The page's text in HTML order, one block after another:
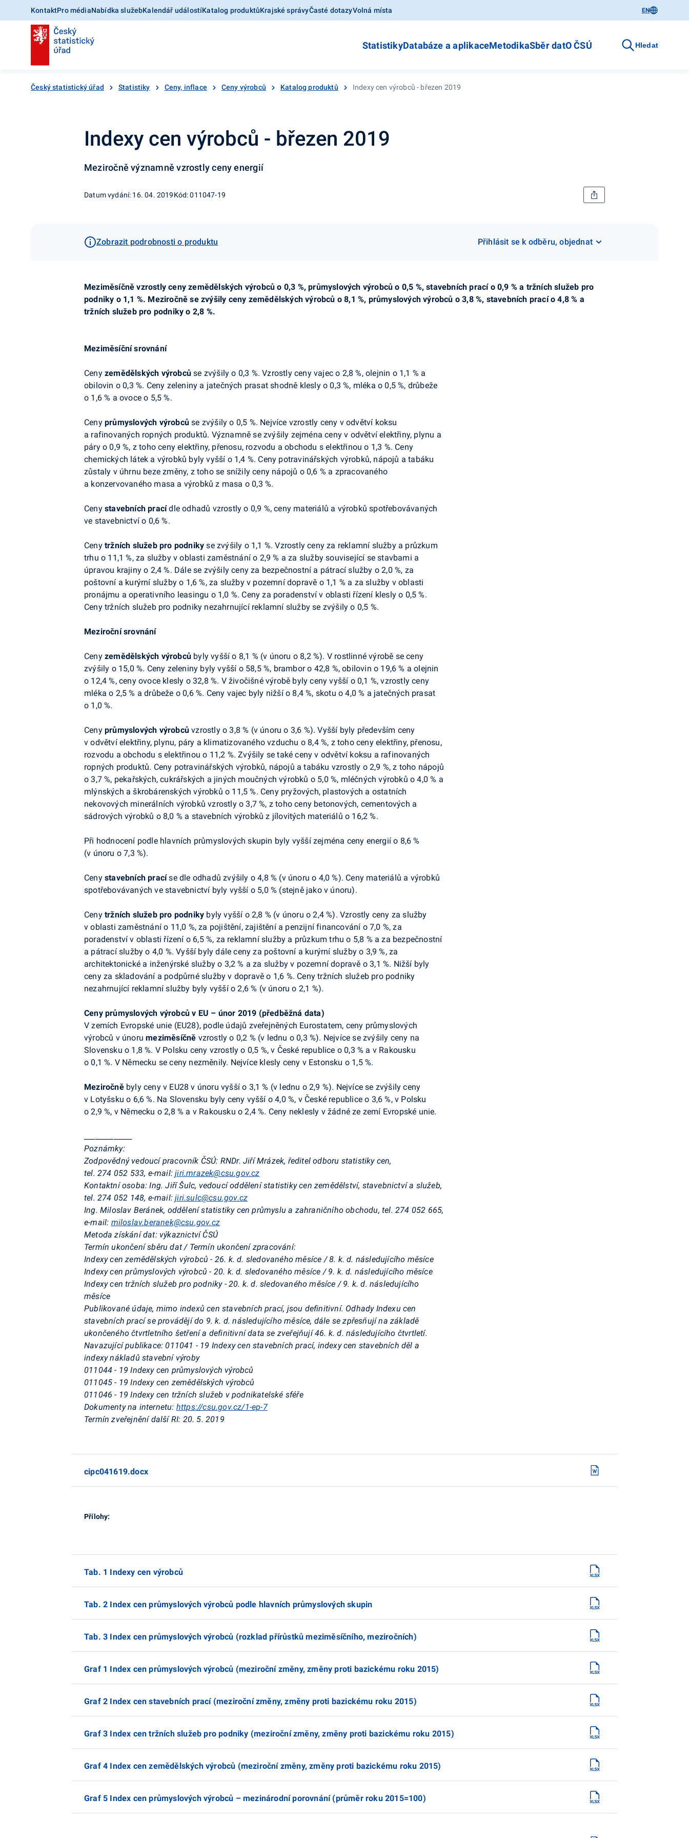
KontaktPro médiaNabídka služebKalendář událostíKatalog produktůKrajské správyČasté dotazyVolná místa EN
StatistikyDatabáze a aplikaceMetodikaSběr datO ČSÚ Hledat
Český statistický úřad Statistiky Ceny, inflace Ceny výrobců Katalog produktů Indexy cen výrobců - březen 2019
Indexy cen výrobců - březen 2019
Meziročně významně vzrostly ceny energií
Datum vydání: 16. 04. 2019Kód: 011047-19
Zobrazit podrobnosti o produktu Přihlásit se k odběru, objednat
Meziměsíčně vzrostly ceny zemědělských výrobců o 0,3 %, průmyslových výrobců o 0,5 %, stavebních prací o 0,9 % a tržních služeb pro
podniky o 1,1 %. Meziročně se zvýšily ceny zemědělských výrobců o 8,1 %, průmyslových výrobců o 3,8 %, stavebních prací o 4,8 % a
tržních služeb pro podniky o 2,8 %.
Meziměsíční srovnání
Ceny zemědělských výrobců se zvýšily o 0,3 %. Vzrostly ceny vajec o 2,8 %, olejnin o 1,1 % a
obilovin o 0,3 %. Ceny zeleniny a jatečných prasat shodně klesly o 0,3 %, mléka o 0,5 %, drůbeže
o 1,6 % a ovoce o 5,5 %.
Ceny průmyslových výrobců se zvýšily o 0,5 %. Nejvíce vzrostly ceny v odvětví koksu
a rafinovaných ropných produktů. Významně se zvýšily zejména ceny v odvětví elektřiny, plynu a
páry o 0,9 %, z toho ceny elektřiny, přenosu, rozvodu a obchodu s elektřinou o 1,3 %. Ceny
chemických látek a výrobků byly vyšší o 1,4 %. Ceny potravinářských výrobků, nápojů a tabáku
zůstaly v úhrnu beze změny, z toho se snížily ceny nápojů o 0,6 % a zpracovaného
a konzervovaného masa a výrobků z masa o 0,3 %.
Ceny stavebních pracídle odhadů vzrostly o 0,9 %,ceny materiálů a výrobků spotřebovávaných
ve stavebnictví o 0,6 %.
Ceny tržních služeb pro podnikyse zvýšily o 1,1 %. Vzrostly ceny za reklamní služby a průzkum
trhu o 11,1 %, za služby v oblasti zaměstnání o 2,9 % a za služby související se stavbami a
úpravou krajiny o 2,4 %. Dále se zvýšily ceny za bezpečnostní a pátrací služby o 2,0 %, za
poštovní a kurýrní služby o 1,6 %, za služby v pozemní dopravě o 1,1 % a za služby v oblasti
pronájmu a operativního leasingu o 1,0 %. Ceny za poradenství v oblasti řízení klesly o 0,5 %.
Cenytržních služeb pro podniky nezahrnující reklamní služby se zvýšily o 0,5 %.
Meziroční srovnání
Ceny zemědělských výrobců byly vyšší o 8,1 % (v únoru o 8,2 %). V rostlinné výrobě se ceny
zvýšily o 15,0 %. Ceny zeleniny byly vyšší o 58,5 %, brambor o 42,8 %, obilovin o 19,6 % a olejnin
o 12,4 %, ceny ovoce klesly o 32,8 %. V živočišné výrobě byly ceny vyšší o 0,1 %, vzrostly ceny
mléka o 2,5 % a drůbeže o 0,6 %. Ceny vajec byly nižší o 8,4 %, skotu o 4,0 % a jatečných prasat
o 1,0 %.
Ceny průmyslových výrobcůvzrostlyo 3,8 % (v únoru o 3,6 %). Vyšší byly především ceny
v odvětví elektřiny, plynu, páry a klimatizovaného vzduchu o 8,4 %, z toho ceny elektřiny, přenosu,
rozvodu a obchodu s elektřinou o 11,2 %. Zvýšily se také ceny v odvětví koksu a rafinovaných
ropných produktů. Ceny potravinářských výrobků, nápojů a tabáku vzrostly o 2,9 %, z toho nápojů
o 3,7 %, pekařských, cukrářských a jiných moučných výrobků o 5,0 %, mléčných výrobků o 4,0 % a
mlýnských a škrobárenských výrobků o 11,5 %. Ceny pryžových, plastových a ostatních
nekovových minerálních výrobků vzrostly o 3,7 %, z toho ceny betonových, cementových a
sádrových výrobků o 8,0 % a stavebních výrobků z jílovitých materiálů o 16,2 %.
Při hodnocení podle hlavních průmyslových skupin byly vyšší zejména ceny energií o 8,6 %
(v únoru o 7,3 %).
Ceny stavebních pracísedle odhadů zvýšily o 4,8 % (v únoru o 4,0 %). Ceny materiálů a výrobků
spotřebovávaných ve stavebnictví byly vyšší o 5,0 % (stejně jakov únoru).
Ceny tržních služeb pro podniky byly vyšší o 2,8 % (v únoru o 2,4 %). Vzrostly ceny za služby
v oblasti zaměstnání o 11,0 %, za pojištění, zajištění a penzijní financování o 7,0 %, za
poradenství v oblasti řízení o 6,5 %, za reklamní služby a průzkum trhu o 5,8 % a za bezpečnostní
a pátrací služby o 4,0 %. Vyšší byly dále ceny za poštovní a kurýrní služby o 3,9 %, za
architektonické a inženýrské služby o 3,2 % a za služby v pozemní dopravě o 3,1 %. Nižší byly
ceny za skladování a podpůrné služby v dopravě o 1,6 %. Ceny tržních služeb pro podniky
nezahrnující reklamní služby byly vyšší o 2,6 % (v únoru o 2,1 %).
Ceny průmyslových výrobců v EU – únor 2019 (předběžná data)
V zemích Evropské unie (EU28), podle údajů zveřejněných Eurostatem, ceny průmyslových
výrobců v únorumeziměsíčně vzrostly o 0,2 % (v lednu o 0,3 %). Nejvíce se zvýšily ceny na
Slovensku o 1,8 %. V Polsku ceny vzrostly o 0,5 %, v České republice o 0,3 % a v Rakousku
o 0,1 %. V Německu se ceny nezměnily. Nejvíce klesly ceny v Estonsku o 1,5 %.
Meziročněbylycenyv EU28 v únoru vyšší o 3,1 % (v lednu o 2,9 %). Nejvíce se zvýšily ceny
v Lotyšsku o 6,6 %. Na Slovensku byly ceny vyšší o 4,0 %, v České republice o 3,6 %,v Polsku
o 2,9 %, v Německu o 2,8 % a v Rakousku o 2,4 %. Ceny neklesly v žádné ze zemí Evropské unie.
Poznámky:
Zodpovědný vedoucí pracovník ČSÚ: RNDr. Jiří Mrázek, ředitel odboru statistiky cen,
tel. 274 052 533, e-mail:jiri.mrazek@csu.gov.cz
Kontaktní osoba: Ing. Jiří Šulc, vedoucí oddělení statistiky cen zemědělství, stavebnictví a služeb,
tel. 274 052 148, e-mail:jiri.sulc@csu.gov.cz
Ing. Miloslav Beránek, oddělení statistiky cen průmyslu a zahraničního obchodu,tel. 274 052 665,
e-mail: miloslav.beranek@csu.gov.cz
Metoda získání dat: výkaznictví ČSÚ
Termín ukončení sběru dat / Termín ukončení zpracování:
Indexy cen zemědělských výrobců - 26. k. d. sledovaného měsíce / 8. k. d. následujícího měsíce
Indexy cen průmyslových výrobců - 20. k. d. sledovaného měsíce / 9. k. d. následujícího měsíce
Indexy cen tržních služeb pro podniky - 20. k. d. sledovaného měsíce / 9. k. d. následujícího
měsíce
Publikované údaje, mimo indexů cen stavebních prací, jsou definitivní. Odhady Indexu cen
stavebních prací se provádějí do 9. k. d. následujícího měsíce, dále se zpřesňují na základě
ukončeného čtvrtletního šetření a definitivní data se zveřejňují 46. k. d. následujícího čtvrtletí.
Navazující publikace: 011041 - 19 Indexy cen stavebních prací, indexy cen stavebních děl a
indexy nákladů stavební výroby
011044 - 19 Indexy cen průmyslových výrobců
011045 - 19 Indexy cen zemědělských výrobců
011046 - 19 Indexy cen tržních služeb v podnikatelské sféře
Dokumenty na internetu: https://csu.gov.cz/1-ep-7
Termín zveřejnění další RI: 20. 5. 2019
cipc041619.docx
Přílohy:
Tab. 1 Indexy cen výrobců
Tab. 2 Index cen průmyslových výrobců podle hlavních průmyslových skupin
Tab. 3 Index cen průmyslových výrobců (rozklad přírůstků meziměsíčního, meziročních)
Graf 1 Index cen průmyslových výrobců (meziroční změny, změny proti bazickému roku 2015)
Graf 2 Index cen stavebních prací (meziroční změny, změny proti bazickému roku 2015)
Graf 3 Index cen tržních služeb pro podniky (meziroční změny, změny proti bazickému roku 2015)
Graf 4 Index cen zemědělských výrobců (meziroční změny, změny proti bazickému roku 2015)
Graf 5 Index cen průmyslových výrobců – mezinárodní porovnání (průměr roku 2015=100)